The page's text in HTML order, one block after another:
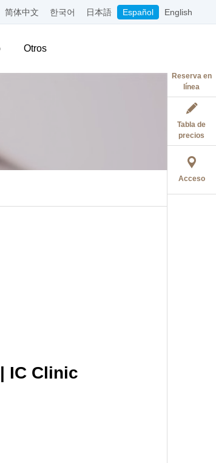
简体中文 한국어 日本語 Español English
Otros
Reserva en
línea
Tabla de
precios
Acceso
IC Clinic